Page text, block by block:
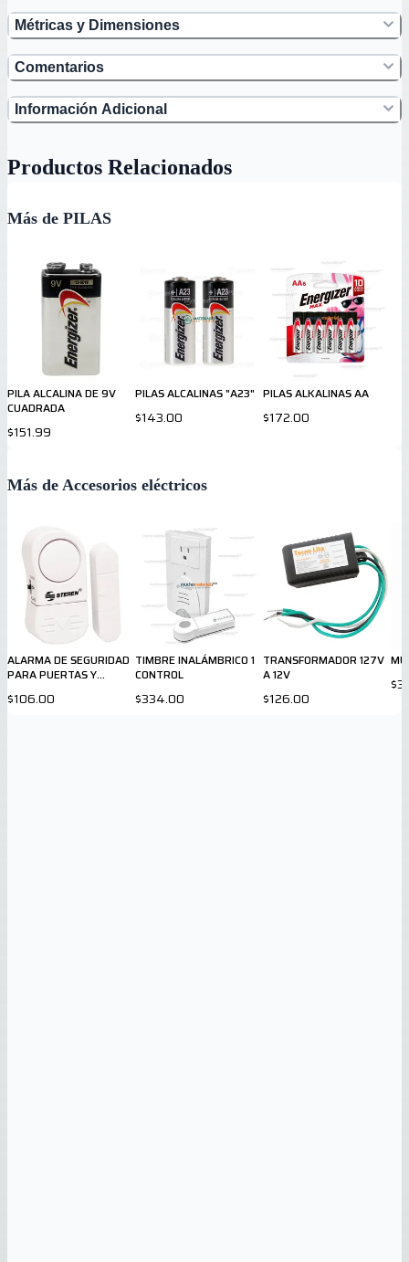
Métricas y Dimensiones
Comentarios
Información Adicional
Productos Relacionados
Más de PILAS
PILA ALCALINA DE 9V
CUADRADA
$151.99
PILAS ALCALINAS "A23"
$143.00
PILAS ALKALINAS AA
$172.00
Más de Accesorios eléctricos
ALARMA DE SEGURIDAD
PARA PUERTAS Y
$106.00
TIMBRE INALÁMBRICO 1
CONTROL
$334.00
TRANSFORMADOR 127V
A 12V
$126.00